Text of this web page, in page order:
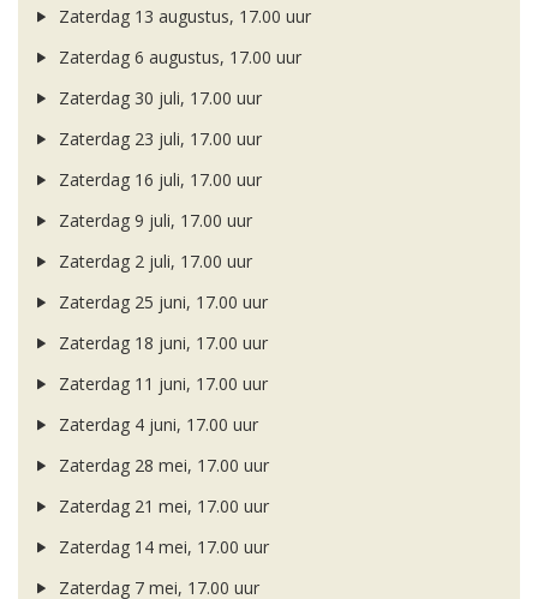
Zaterdag 13 augustus, 17.00 uur
Zaterdag 6 augustus, 17.00 uur
Zaterdag 30 juli, 17.00 uur
Zaterdag 23 juli, 17.00 uur
Zaterdag 16 juli, 17.00 uur
Zaterdag 9 juli, 17.00 uur
Zaterdag 2 juli, 17.00 uur
Zaterdag 25 juni, 17.00 uur
Zaterdag 18 juni, 17.00 uur
Zaterdag 11 juni, 17.00 uur
Zaterdag 4 juni, 17.00 uur
Zaterdag 28 mei, 17.00 uur
Zaterdag 21 mei, 17.00 uur
Zaterdag 14 mei, 17.00 uur
Zaterdag 7 mei, 17.00 uur